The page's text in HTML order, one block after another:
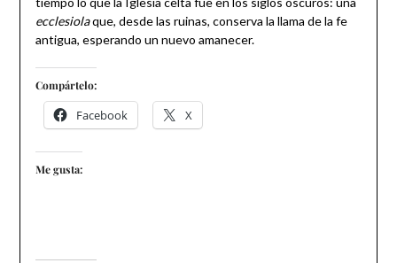
ecclesiolaque, desde las ruinas, conserva la llama de la fe
antigua, esperando un nuevo amanecer.
Compártelo:
Facebook X
Me gusta: